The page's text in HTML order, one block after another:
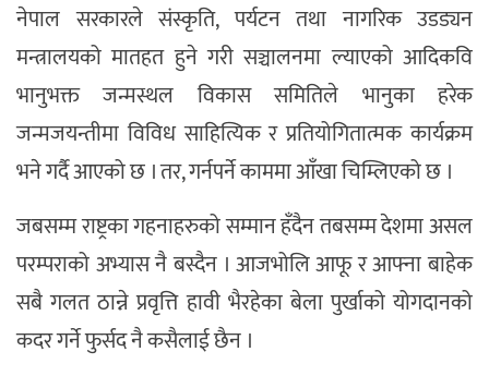
नेपाल सरकारले संस्कृति, पर्यटन तथा नागरिक उडड्यन
मन्त्रालयको मातहत हुने गरी सञ्चालनमा ल्याएको आदिकवि
भानुभक्त जन्मस्थल विकास समितिले भानुका हरेक
जन्मजयन्तीमा विविध साहित्यिक र प्रतियोगितात्मक कार्यक्रम
भने गर्दै आएको छ । तर, गर्नपर्ने काममा आँखा चिम्लिएको छ ।
जबसम्म राष्ट्रका गहनाहरुको सम्मान हँदैन तबसम्म देशमा असल
परम्पराको अभ्यास नै बस्दैन । आजभोलि आफू र आफ्ना बाहेक
सबै गलत ठान्ने प्रवृत्ति हावी भैरहेका बेला पुर्खाको योगदानको
कदर गर्ने फुर्सद नै कसैलाई छैन ।